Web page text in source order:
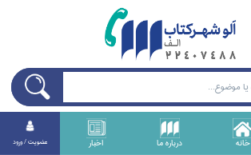
خانه درباره ما اخبار عضويت / ورود